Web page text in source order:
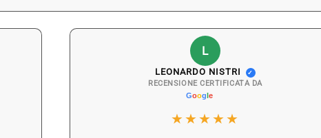
L
LEONARDO NISTRI ✓
RECENSIONE CERTIFICATA DA
★★★★★